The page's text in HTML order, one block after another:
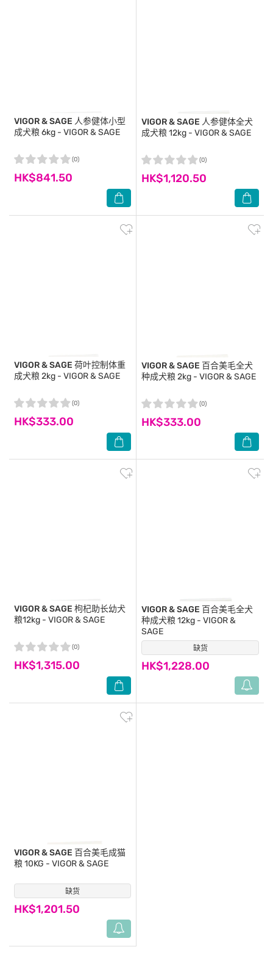
VIGOR & SAGE 人参健体小型
成犬粮 6kg - VIGOR & SAGE
HK$841.50
(0)
VIGOR & SAGE 人参健体全犬
成犬粮 12kg - VIGOR & SAGE
HK$1,120.50
(0)
VIGOR & SAGE 荷叶控制体重
成犬粮 2kg - VIGOR & SAGE
HK$333.00
(0)
VIGOR & SAGE 百合美毛全犬
种成犬粮 2kg - VIGOR & SAGE
HK$333.00
(0)
VIGOR & SAGE 枸杞助长幼犬
粮12kg - VIGOR & SAGE
HK$1,315.00
(0) 缺货
VIGOR & SAGE 百合美毛全犬
种成犬粮 12kg - VIGOR &
SAGE
HK$1,228.00
(0)
缺货
VIGOR & SAGE 百合美毛成猫
粮 10KG - VIGOR & SAGE
HK$1,201.50
(0)